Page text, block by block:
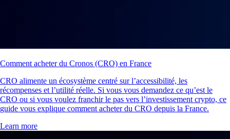
Comment acheter du Cronos (CRO) en France
CRO alimente un écosystème centré sur l’accessibilité, les
récompenses et l’utilité réelle. Si vous vous demandez ce qu’est le
CRO ou si vous voulez franchir le pas vers l’investissement crypto, ce
guide vous explique comment acheter du CRO depuis la France.
Learn more